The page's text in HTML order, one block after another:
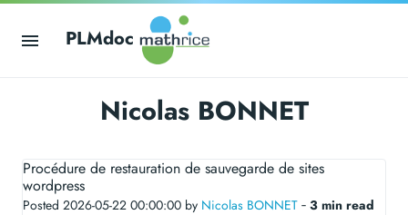
PLMdoc
Nicolas BONNET
Procédure de restauration de sauvegarde de sites
wordpress
Posted 2026-05-22 00:00:00 by Nicolas BONNET ‐ 3 min read